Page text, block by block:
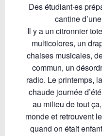
Des étudiant·es
cantine
Il y a un citronnier
multicolores, un
chaises musicales,
commun, un
radio. Le printemps,
chaude journée
au milieu de tout
monde et retrouvent
quand on était